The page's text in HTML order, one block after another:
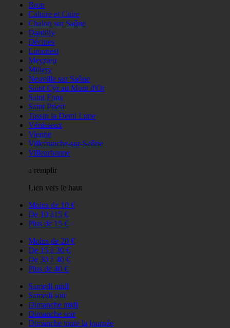
Bron
Caluire et Cuire
Chalon sur Saône
Dardilly
Décines
Limonest
Meyzieu
Millery
Neuville sur Saône
Saint Cyr au Mont d'Or
Saint Fons
Saint Priest
Tassin la Demi Lune
Vénisseux
Vienne
Villefranche-sur-Saône
Villeurbanne
a remplir
Lien vers le haut
Moins de 10 €
De 10 à15 €
Plus de 15 €
Moins de 20 €
De 15 à 30 €
De 30 à 40 €
Plus de 40 €
Samedi midi
Samedi soir
Dimanche midi
Dimanche soir
Dimanche toute la journée